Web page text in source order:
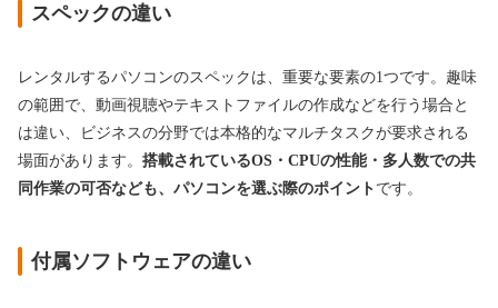
スペックの違い
レンタルするパソコンのスペックは、重要な要素の1つです。趣味
の範囲で、動画視聴やテキストファイルの作成などを行う場合と
は違い、ビジネスの分野では本格的なマルチタスクが要求される
場面があります。 搭載されているOS・CPUの性能・多人数での共
同作業の可否なども、パソコンを選ぶ際のポイント です。
付属ソフトウェアの違い